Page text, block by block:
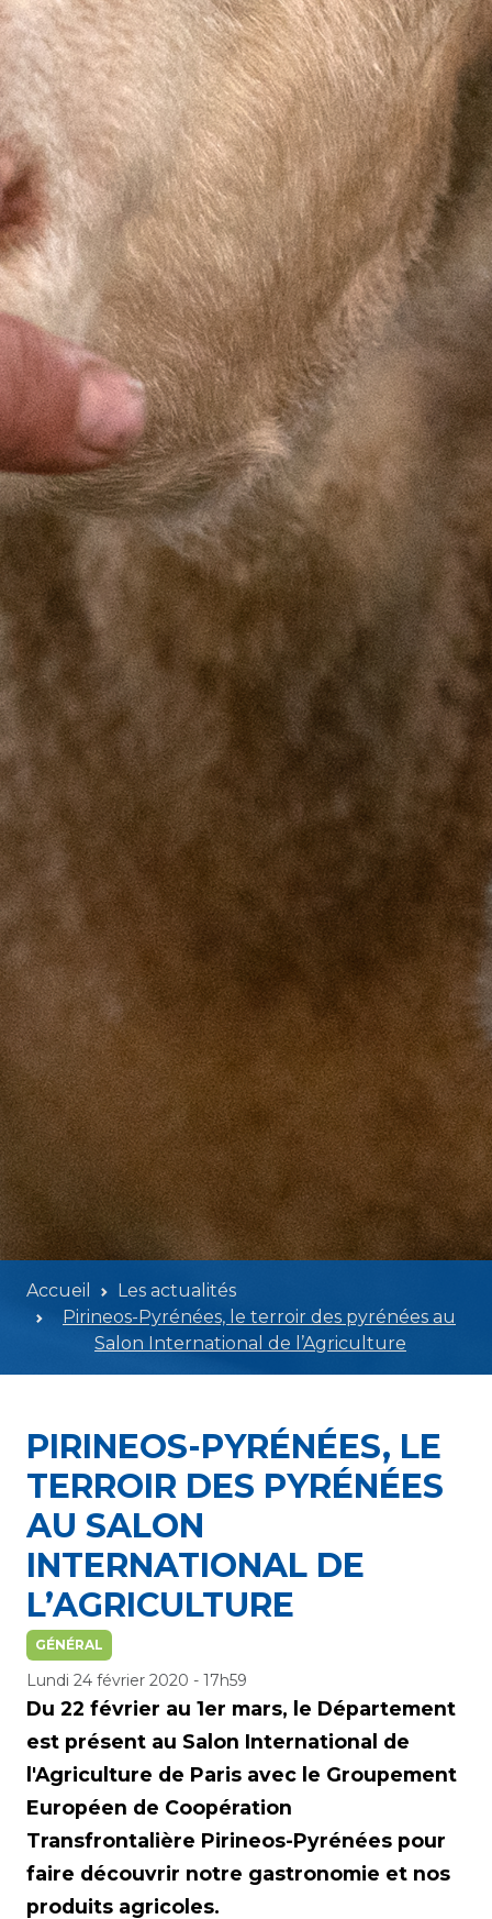
Accueil
Les actualités
Pirineos-Pyrénées, le terroir des pyrénées au
Salon International de l’Agriculture
PIRINEOS-PYRÉNÉES, LE
TERROIR DES PYRÉNÉES
AU SALON
INTERNATIONAL DE
L’AGRICULTURE
GÉNÉRAL
Lundi 24 février 2020 - 17h59
Du 22 février au 1er mars, le Département
est présent au Salon International de
l'Agriculture de Paris avec le Groupement
Européen de Coopération
Transfrontalière Pirineos-Pyrénées pour
faire découvrir notre gastronomie et nos
produits agricoles.